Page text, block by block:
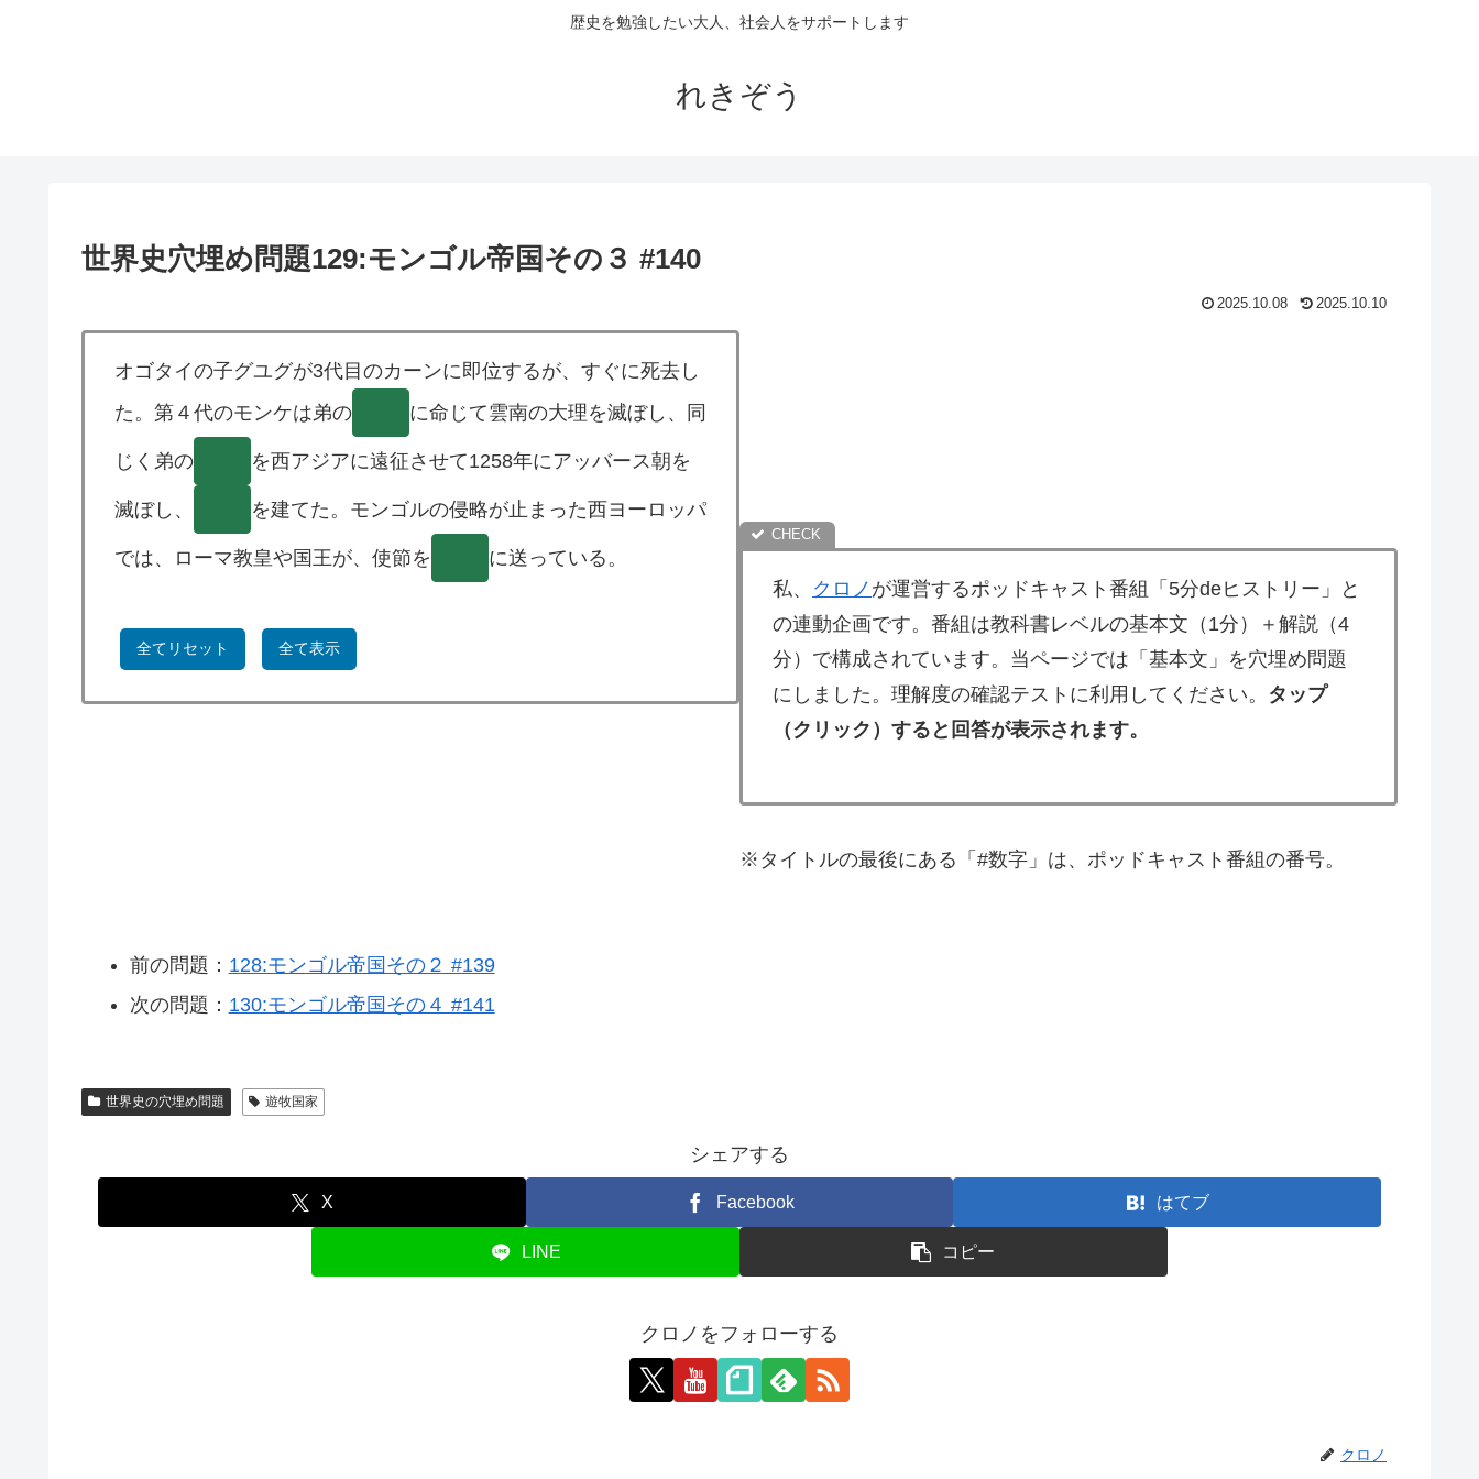
歴史を勉強したい大人、社会人をサポートします
れきぞう
世界史穴埋め問題129:モンゴル帝国その３ #140
2025.10.08 2025.10.10
オゴタイの子グユグが3代目のカーンに即位するが、すぐに死去し
た。第４代のモンケは弟の
に命じて雲南の大理を滅ぼし、同
じく弟の を西アジアに遠征させて1258年にアッバース朝を
滅ぼし、 を建てた。モンゴルの侵略が止まった西ヨーロッパ
では、ローマ教皇や国王が、使節を に送っている。
全てリセット 全て表示
私、 クロノ が運営するポッドキャスト番組「5分deヒストリー」と
の連動企画です。番組は教科書レベルの基本文（1分）＋解説（4
分）で構成されています。当ページでは「基本文」を穴埋め問題
にしました。理解度の確認テストに利用してください。 タップ
（クリック）すると回答が表示されます。
※タイトルの最後にある「#数字」は、ポッドキャスト番組の番号。
前の問題： 128:モンゴル帝国その２ #139
次の問題： 130:モンゴル帝国その４ #141
世界史の穴埋め問題 遊牧国家
シェアする
X Facebook はてブ
LINE コピー
クロノをフォローする
クロノ